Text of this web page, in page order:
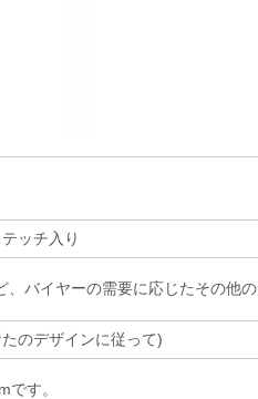
ッチ入り
バイヤーの需要に応じたその他の
のデザインに従って)
です。